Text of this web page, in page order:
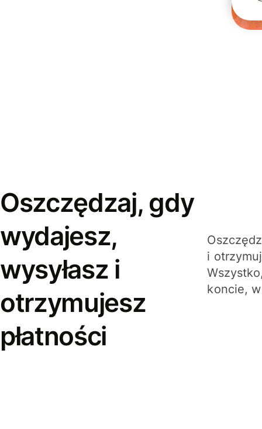
Oszczędzaj, gdy
wydajesz,
wysyłasz i
otrzymujesz
płatności
i
koncie,